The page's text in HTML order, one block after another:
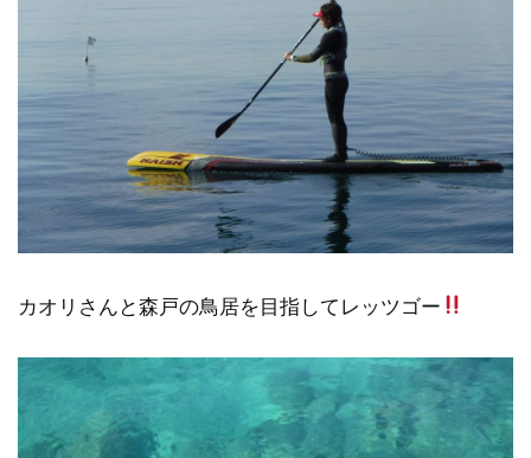
カオリさんと森戸の鳥居を目指してレッツゴー